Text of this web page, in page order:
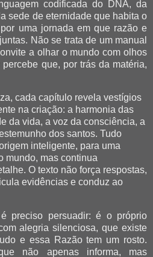
codificada do DNA, da
sede de eternidade que habita o
uma jornada em que razão e
Não se trata de um manual
a olhar o mundo com olhos
que, por trás da matéria,
cada capítulo revela vestígios
na criação: a harmonia das
da vida, a voz da consciência, a
dos santos. Tudo
inteligente, para uma
mundo, mas continua
O texto não força respostas,
evidências e conduz ao
preciso persuadir: é o próprio
alegria silenciosa, que existe
e essa Razão tem um rosto.
não apenas informa, mas